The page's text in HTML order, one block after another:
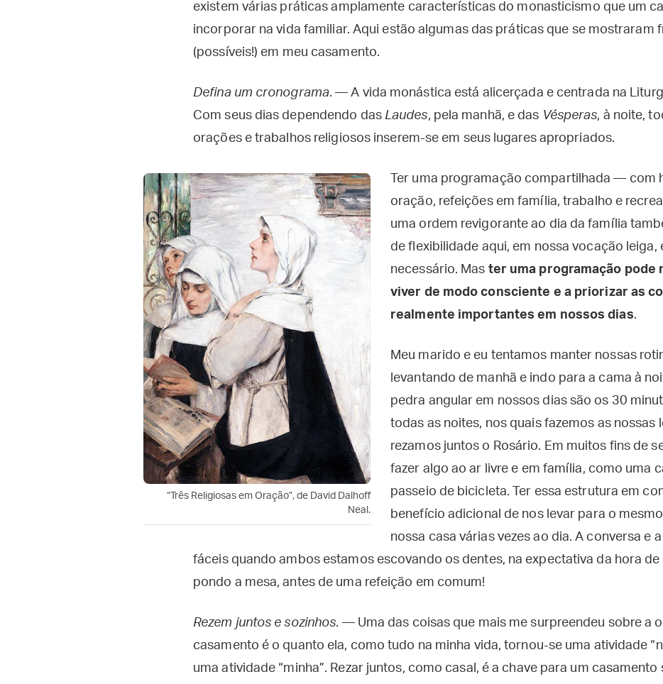
existem várias práticas amplamente características do monasticismo que um
incorporar na vida familiar. Aqui estão algumas das práticas que se mostraram
(possíveis!) em meu casamento.
Defina um cronograma. — A vida monástica está alicerçada e centrada na
Com seus dias dependendo das Laudes, pela manhã, e das Vésperas, à noite,
orações e trabalhos religiosos inserem-se em seus lugares apropriados.
“Três Religiosas em Oração”, de David Dalhoff
Neal.
Ter uma programação compartilhada — com
oração, refeições em família, trabalho e
uma ordem revigorante ao dia da família
de flexibilidade aqui, em nossa vocação leiga,
necessário. Mas ter uma programação pode
viver de modo consciente e a priorizar as
realmente importantes em nossos dias.
Meu marido e eu tentamos manter nossas
levantando de manhã e indo para a cama à
pedra angular em nossos dias são os 30
todas as noites, nos quais fazemos as nossas
rezamos juntos o Rosário. Em muitos fins de
fazer algo ao ar livre e em família, como uma
passeio de bicicleta. Ter essa estrutura em
benefício adicional de nos levar para o
nossa casa várias vezes ao dia. A conversa e
fáceis quando ambos estamos escovando os dentes, na expectativa da hora de
pondo a mesa, antes de uma refeição em comum!
Rezem juntos e sozinhos. — Uma das coisas que mais me surpreendeu sobre a
casamento é o quanto ela, como tudo na minha vida, tornou-se uma atividade
uma atividade “minha”. Rezar juntos, como casal, é a chave para um casamento